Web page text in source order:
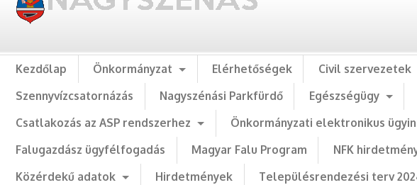
Kezdőlap Önkormányzat Elérhetőségek Civil szervezetek
Szennyvízcsatornázás
Nagyszénási Parkfürdő Egészségügy
Csatlakozás az ASP rendszerhez
Önkormányzati elektronikus
Falugazdász ügyfélfogadás
Magyar Falu Program NFK
Közérdekű adatok
Hirdetmények Településrendezési terv